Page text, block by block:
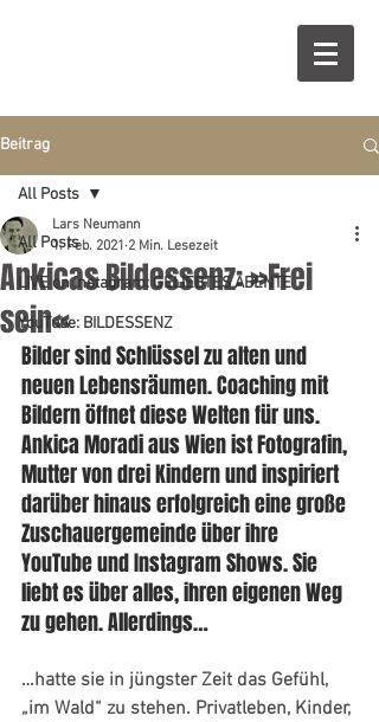
Beitrag
All Posts
LIVE on Instagram: GELIEBTES ABENTE
YouTube: BILDESSENZ
All Posts
Ankicas Bildessenz: »Frei
sein«
Lars Neumann
1. Feb. 2021 2 Min. Lesezeit
Bilder sind Schlüssel zu alten und
neuen Lebensräumen. Coaching mit
Bildern öffnet diese Welten für uns.
Ankica Moradi aus Wien ist Fotografin,
Mutter von drei Kindern und inspiriert
darüber hinaus erfolgreich eine große
Zuschauergemeinde über ihre
YouTube und Instagram Shows. Sie
liebt es über alles, ihren eigenen Weg
zu gehen. Allerdings…
…hatte sie in jüngster Zeit das Gefühl,
„im Wald“ zu stehen. Privatleben, Kinder,